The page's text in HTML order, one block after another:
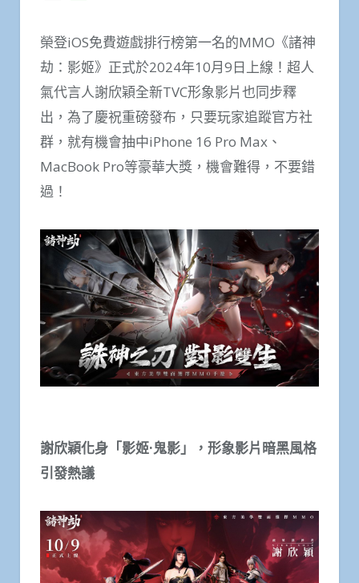
榮登iOS免費遊戲排行榜第一名的MMO《諸神
劫：影姬》正式於2024年10月9日上線！超人
氣代言人謝欣穎全新TVC形象影片也同步釋
出，為了慶祝重磅發布，只要玩家追蹤官方社
群，就有機會抽中iPhone 16 Pro Max、
MacBook Pro等豪華大獎，機會難得，不要錯
過！
謝欣穎化身「影姬·鬼影」，形象影片暗黑風格
引發熱議